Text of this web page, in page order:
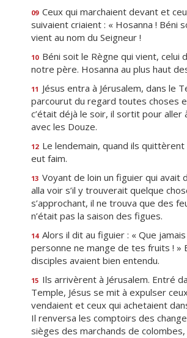
09 Ceux qui marchaient devant et
suivaient criaient : « Hosanna ! Béni
vient au nom du Seigneur !
10 Béni soit le Règne qui vient, celui
notre père. Hosanna au plus haut
11 Jésus entra à Jérusalem, dans le
parcourut du regard toutes choses
c’était déjà le soir, il sortit pour aller
avec les Douze.
12 Le lendemain, quand ils quittèrent
eut faim.
13 Voyant de loin un figuier qui avait
alla voir s’il y trouverait quelque
s’approchant, il ne trouva que des
n’était pas la saison des figues.
14 Alors il dit au figuier : « Que
personne ne mange de tes fruits ! »
disciples avaient bien entendu.
15 Ils arrivèrent à Jérusalem. Entré
Temple, Jésus se mit à expulser
vendaient et ceux qui achetaient
Il renversa les comptoirs des
sièges des marchands de colombes,